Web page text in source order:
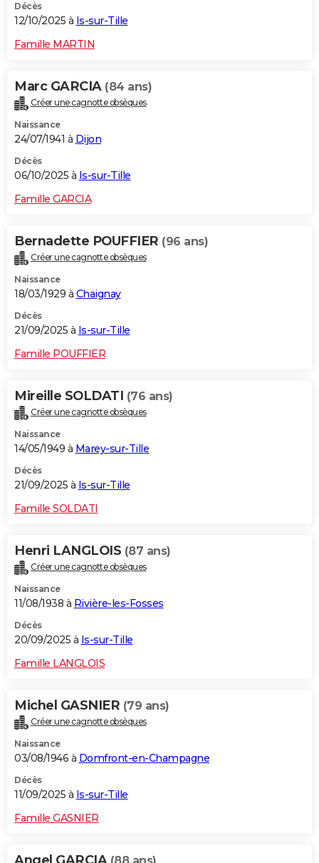
Décès
12/10/2025 à Is-sur-Tille
Famille MARTIN
Marc GARCIA (84 ans)
Créer une cagnotte obsèques
Naissance
24/07/1941 à Dijon
Décès
06/10/2025 à Is-sur-Tille
Famille GARCIA
Bernadette POUFFIER (96 ans)
Créer une cagnotte obsèques
Naissance
18/03/1929 à Chaignay
Décès
21/09/2025 à Is-sur-Tille
Famille POUFFIER
Mireille SOLDATI (76 ans)
Créer une cagnotte obsèques
Naissance
14/05/1949 à Marey-sur-Tille
Décès
21/09/2025 à Is-sur-Tille
Famille SOLDATI
Henri LANGLOIS (87 ans)
Créer une cagnotte obsèques
Naissance
11/08/1938 à Rivière-les-Fosses
Décès
20/09/2025 à Is-sur-Tille
Famille LANGLOIS
Michel GASNIER (79 ans)
Créer une cagnotte obsèques
Naissance
03/08/1946 à Domfront-en-Champagne
Décès
11/09/2025 à Is-sur-Tille
Famille GASNIER